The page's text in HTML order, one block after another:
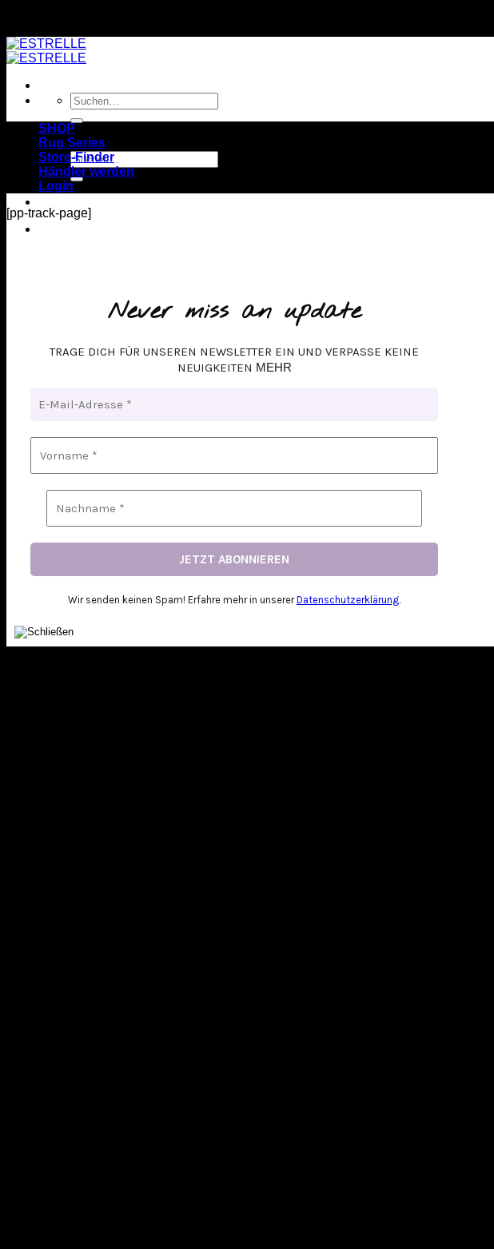
springen
Suchen
nach:
Suchen
nach:
SHOP
Rug Series
Store-Finder
Händler werden
Login
[pp-track-page]
Never miss an update
TRAGE DICH FÜR UNSEREN NEWSLETTER EIN UND VERPASSE KEINE
NEUIGKEITEN MEHR
Wir senden keinen Spam! Erfahre mehr in unsererDatenschutzerklärung.